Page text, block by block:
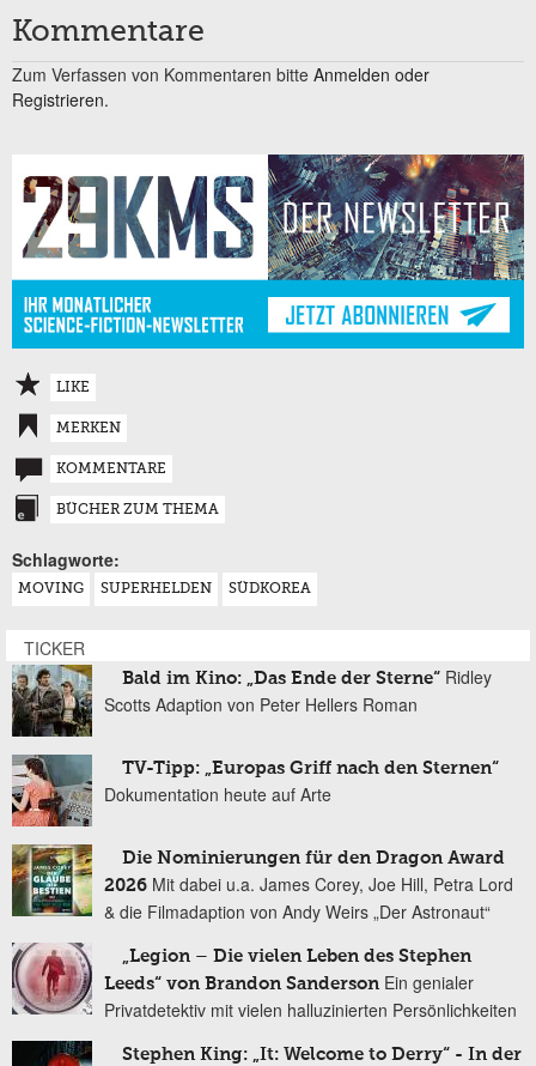
Kommentare
Zum Verfassen von Kommentaren bitte Anmelden oder
Registrieren.
LIKE
MERKEN
KOMMENTARE
BÜCHER ZUM THEMA
Schlagworte:
MOVING SUPERHELDEN SÜDKOREA
TICKER
Bald im Kino: „Das Ende der Sterne“ Ridley
Scotts Adaption von Peter Hellers Roman
TV-Tipp: „Europas Griff nach den Sternen“
Dokumentation heute auf Arte
Die Nominierungen für den Dragon Award
2026 Mit dabei u.a. James Corey, Joe Hill, Petra Lord
& die Filmadaption von Andy Weirs „Der Astronaut“
„Legion – Die vielen Leben des Stephen
Leeds“ von Brandon Sanderson Ein genialer
Privatdetektiv mit vielen halluzinierten Persönlichkeiten
Stephen King: „It: Welcome to Derry“ - In der